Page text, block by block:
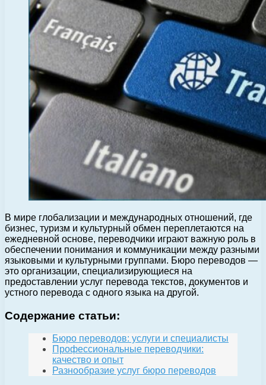
В мире глобализации и международных отношений, где
бизнес, туризм и культурный обмен переплетаются на
ежедневной основе, переводчики играют важную роль в
обеспечении понимания и коммуникации между разными
языковыми и культурными группами. Бюро переводов —
это организации, специализирующиеся на
предоставлении услуг перевода текстов, документов и
устного перевода с одного языка на другой.
Содержание статьи:
Бюро переводов: услуги и специалисты
Профессиональные переводчики:
качество и опыт
Разнообразие услуг бюро переводов